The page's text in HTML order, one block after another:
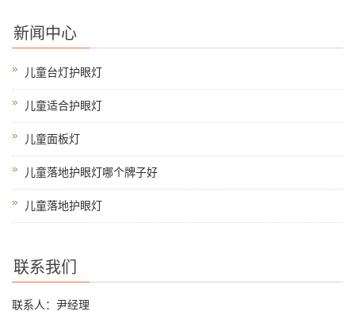
新闻中心
儿童台灯护眼灯
儿童适合护眼灯
儿童面板灯
儿童落地护眼灯哪个牌子好
儿童落地护眼灯
联系我们
联系人：尹经理